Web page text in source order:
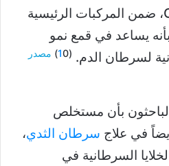
تم العثور على Cineole، ضمن المركبات الرئيسية
يساعد في قمع نمو
لسرطان الدم. (
10)
مصدر
بأن مستخلص
في علاج سرطان الثدي،
السرطانية في